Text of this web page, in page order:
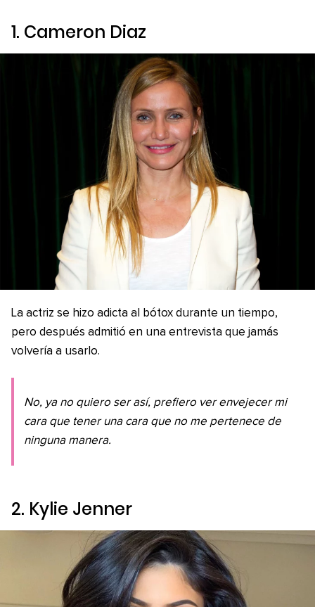
1. Cameron Diaz
La actriz se hizo adicta al bótox durante un tiempo,
pero después admitió en una entrevista que jamás
volvería a usarlo.
No, ya no quiero ser así, prefiero ver envejecer mi
cara que tener una cara que no me pertenece de
ninguna manera.
2. Kylie Jenner